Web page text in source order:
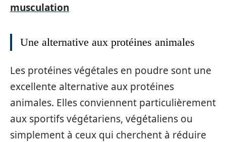
musculation
Une alternative aux protéines animales
Les protéines végétales en poudre sont une
excellente alternative aux protéines
animales. Elles conviennent particulièrement
aux sportifs végétariens, végétaliens ou
simplement à ceux qui cherchent à réduire